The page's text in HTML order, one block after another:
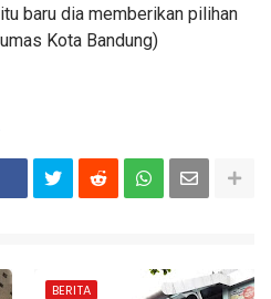
baru dia memberikan pilihan
Kota Bandung)
BERITA